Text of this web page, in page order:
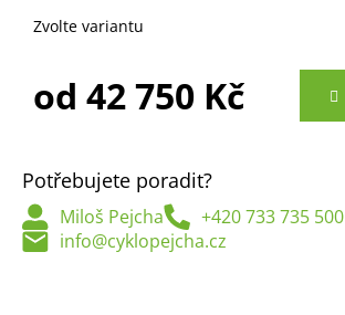
Zvolte variantu
od 42 750 Kč
Potřebujete poradit?
Miloš Pejcha
+420 733 735 500
info@cyklopejcha.cz
u
m